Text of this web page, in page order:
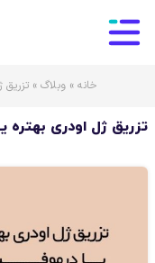
خانه » وبلاگ » تزریق
تزریق ژل اودری بهتره